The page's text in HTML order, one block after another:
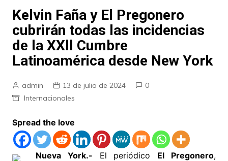
Kelvin Faña y El Pregonero
cubrirán todas las incidencias
de la XXll Cumbre
Latinoamérica desde New York
admin 13 de julio de 2024
0
Internacionales
Spread the love
Nueva York.- El periódico El Pregonero,